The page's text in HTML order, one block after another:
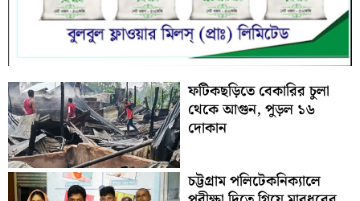
ফটিকছড়িতে বেকারির চুলা
থেকে আগুন, পুড়ল ১৬
দোকান
চট্টগ্রাম পলিটেকনিক্যালে